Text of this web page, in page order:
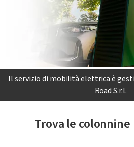
Il servizio di mobilità elettrica è
Road S.r.l.
Trova le